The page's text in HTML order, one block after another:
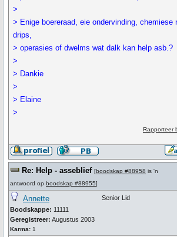
>
> Enige boereraad, eie ondervinding, chemiese
drips,
> operasies of dwelms wat dalk kan help asb.?
>
> Dankie
>
> Elaine
>
Rapporteer
Re: Help - asseblief [boodskap #88958 is 'n
antwoord op boodskap #88955]
Annette
Boodskappe: 11111
Geregistreer: Augustus 2003
Karma: 1
Senior Lid